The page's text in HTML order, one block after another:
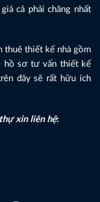
cả phải chăng nhất
thuê thiết kế nhà gồm
hồ sơ tư vấn thiết kế
đây sẽ rất hữu ích
xin liên hệ: